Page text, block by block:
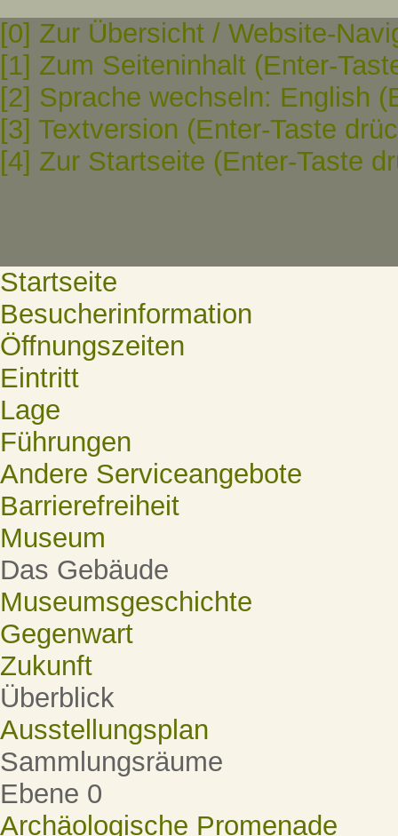
[0] Zur Übersicht / Website-
[1] Zum Seiteninhalt (Enter-
[2] Sprache wechseln: English
[3] Textversion (Enter-Taste
[4] Zur Startseite (Enter-Taste
Startseite
Besucherinformation
Öffnungszeiten
Eintritt
Lage
Führungen
Andere Serviceangebote
Barrierefreiheit
Museum
Das Gebäude
Museumsgeschichte
Gegenwart
Zukunft
Überblick
Ausstellungsplan
Sammlungsräume
Ebene 0
Archäologische Promenade